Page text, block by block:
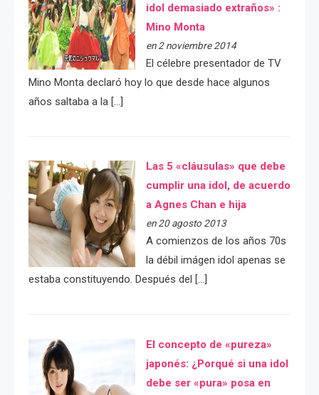
idol demasiado extraños» :
Mino Monta
en 2 noviembre 2014
El célebre presentador de TV
Mino Monta declaró hoy lo que desde hace algunos
años saltaba a la […]
Las 5 «cláusulas» que debe
cumplir una idol, de acuerdo
a Agnes Chan e hija
en 20 agosto 2013
A comienzos de los años 70s
la débil imágen idol apenas se
estaba constituyendo. Después del […]
El concepto de «pureza»
japonés: ¿Porqué si una idol
debe ser «pura» posa en